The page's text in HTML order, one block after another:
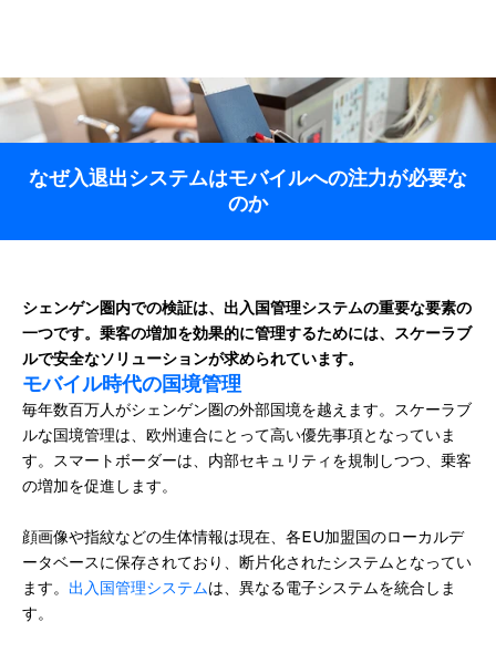
なぜ入退出システムはモバイルへの注力が必要な
のか
シェンゲン圏内での検証は、出入国管理システムの重要な要素の
一つです。乗客の増加を効果的に管理するためには、スケーラブ
ルで安全なソリューションが求められています。
モバイル時代の国境管理
毎年数百万人がシェンゲン圏の外部国境を越えます。スケーラブ
ルな国境管理は、欧州連合にとって高い優先事項となっていま
す。スマートボーダーは、内部セキュリティを規制しつつ、乗客
の増加を促進します。
顔画像や指紋などの生体情報は現在、各EU加盟国のローカルデ
ータベースに保存されており、断片化されたシステムとなってい
ます。 出入国管理システムは、異なる電子システムを統合しま
す。